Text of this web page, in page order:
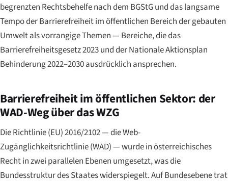
begrenzten Rechtsbehelfe nach dem BGStG und das langsame
Tempo der Barrierefreiheit im öffentlichen Bereich der gebauten
Umwelt als vorrangige Themen — Bereiche, die das
Barrierefreiheitsgesetz 2023 und der Nationale Aktionsplan
Behinderung 2022–2030 ausdrücklich ansprechen.
Barrierefreiheit im öffentlichen Sektor: der
WAD-Weg über das WZG
Die Richtlinie (EU) 2016/2102 — die Web-
Zugänglichkeitsrichtlinie (WAD) — wurde in österreichisches
Recht in zwei parallelen Ebenen umgesetzt, was die
Bundesstruktur des Staates widerspiegelt. Auf Bundesebene trat